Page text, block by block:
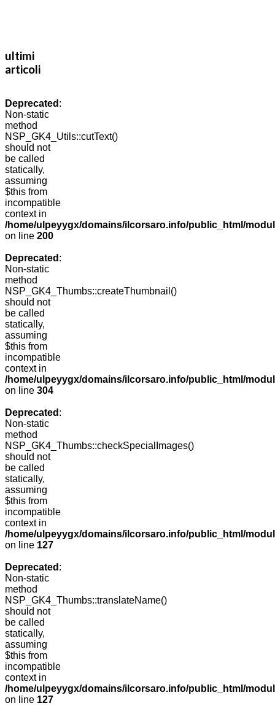
ultimi
articoli
Deprecated :
Non-static
method
NSP_GK4_Utils::cutText()
should not
be called
statically,
assuming
$this from
incompatible
context in
/home/ulpeyygx/domains/ilcorsaro.info/public_html/
on line 200
Deprecated :
Non-static
method
NSP_GK4_Thumbs::createThumbnail()
should not
be called
statically,
assuming
$this from
incompatible
context in
/home/ulpeyygx/domains/ilcorsaro.info/public_html/
on line 304
Deprecated :
Non-static
method
NSP_GK4_Thumbs::checkSpecialImages()
should not
be called
statically,
assuming
$this from
incompatible
context in
/home/ulpeyygx/domains/ilcorsaro.info/public_html/
on line 127
Deprecated :
Non-static
method
NSP_GK4_Thumbs::translateName()
should not
be called
statically,
assuming
$this from
incompatible
context in
/home/ulpeyygx/domains/ilcorsaro.info/public_html/
on line 127